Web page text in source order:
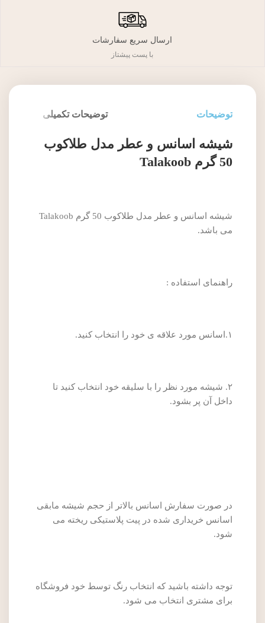
ارسال سریع سفارشات
با پست پیشتاز
توضیحات توضیحات تکمیلی
شیشه اسانس و عطر مدل طلاکوب
50 گرم Talakoob
می باشد.
راهنمای استفاده :
۱.اسانس مورد علاقه ی خود را انتخاب کنید.
۲. شیشه مورد نظر را با سلیقه خود انتخاب کنید تا
داخل آن پر بشود.
در صورت سفارش اسانس بالاتر از حجم شیشه مابقی
اسانس خریداری شده در پیت پلاستیکی ریخته می
شود.
توجه داشته باشید که انتخاب رنگ توسط خود فروشگاه
برای مشتری انتخاب می شود.